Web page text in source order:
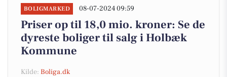
BOLIGMARKED 08-07-2024 09:59
Priser op til 18,0 mio. kroner: Se de
dyreste boliger til salg i Holbæk
Kommune
Kilde: Boliga.dk